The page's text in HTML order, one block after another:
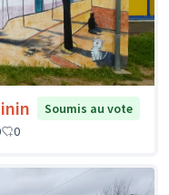
Soumis au vote
0